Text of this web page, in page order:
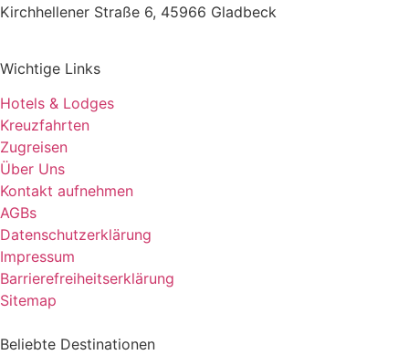
Kirchhellener Straße 6, 45966 Gladbeck
Wichtige Links
Hotels & Lodges
Kreuzfahrten
Zugreisen
Über Uns
Kontakt aufnehmen
AGBs
Datenschutzerklärung
Impressum
Barrierefreiheitserklärung
Sitemap
Beliebte Destinationen